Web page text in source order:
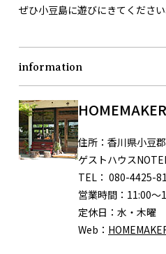
ぜひ小豆島に遊びにきてください
information
住所： 香川県小豆
ゲストハウス
TEL： 080-4425-
営業時間： 11:00〜
定休日： 水・木曜
Web：